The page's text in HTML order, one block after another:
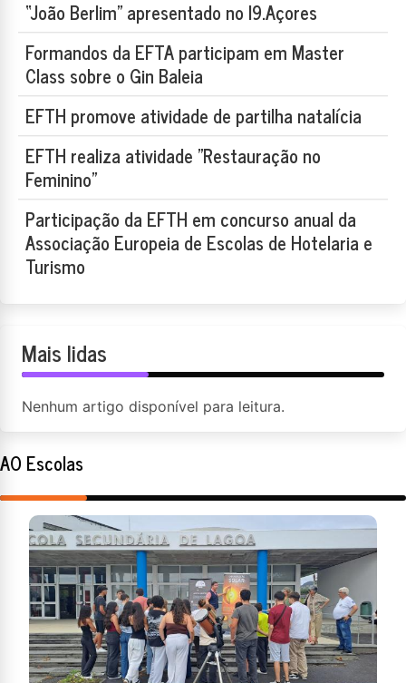
“João Berlim” apresentado no I9.Açores
Formandos da EFTA participam em Master
Class sobre o Gin Baleia
EFTH promove atividade de partilha natalícia
EFTH realiza atividade "Restauração no
Feminino"
Participação da EFTH em concurso anual da
Associação Europeia de Escolas de Hotelaria e
Turismo
Mais lidas
Nenhum artigo disponível para leitura.
AO Escolas